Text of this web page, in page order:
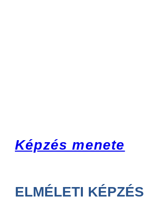
Képzés menete
ELMÉLETI KÉPZÉS